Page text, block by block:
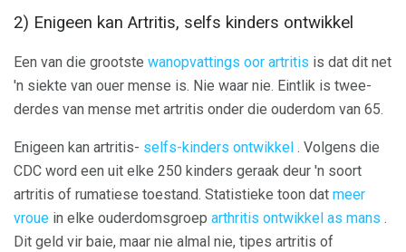
2) Enigeen kan Artritis, selfs kinders ontwikkel
Een van die grootste wanopvattings oor artritis is dat dit net
'n siekte van ouer mense is. Nie waar nie. Eintlik is twee-
derdes van mense met artritis onder die ouderdom van 65.
Enigeen kan artritis- selfs-kinders ontwikkel . Volgens die
CDC word een uit elke 250 kinders geraak deur 'n soort
artritis of rumatiese toestand. Statistieke toon dat meer
vroue in elke ouderdomsgroep arthritis ontwikkel as mans .
Dit geld vir baie, maar nie almal nie, tipes artritis of